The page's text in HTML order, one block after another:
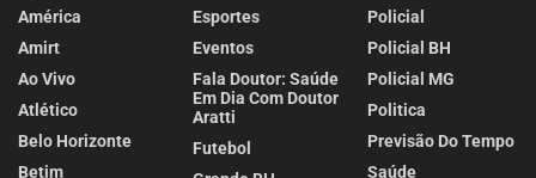
América
Amirt
Ao Vivo
Atlético
Belo Horizonte
Betim
Esportes
Eventos
Fala Doutor: Saúde
Em Dia Com Doutor
Aratti
Futebol
Policial
Policial BH
Policial MG
Politica
Previsão Do Tempo
Saúde